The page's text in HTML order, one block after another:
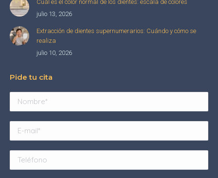
Cuál es el color normal de los dientes: escala de colores
julio 13, 2026
Extracción de dientes supernumerarios: Cuándo y cómo se
realiza
julio 10, 2026
Pide tu cita